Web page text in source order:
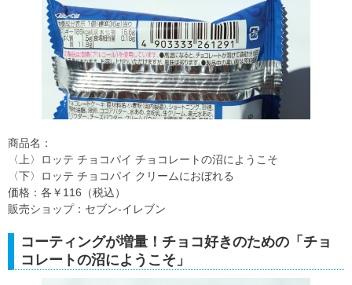
商品名：
〈上〉ロッテ チョコパイ チョコレートの沼にようこそ
〈下〉ロッテ チョコパイ クリームにおぼれる
価格：各￥116（税込）
販売ショップ：セブン‐イレブン
コーティングが増量！チョコ好きのための「チョ
コレートの沼にようこそ」